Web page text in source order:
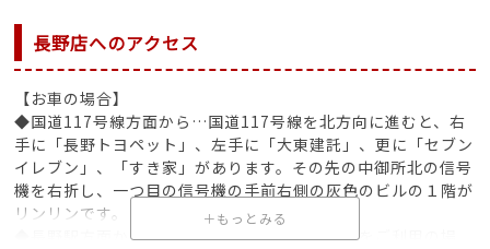
長野店へのアクセス
【お車の場合】
◆国道117号線方面から…国道117号線を北方向に進むと、右
手に「長野トヨペット」、左手に「大東建託」、更に「セブン
イレブン」、「すき家」があります。その先の中御所北の信号
機を右折し、一つ目の信号機の手前右側の灰色のビルの１階が
リンリンです。
◆長野駅方面からお越しの方は「公共交通機関をご利用の場
＋もっとみる